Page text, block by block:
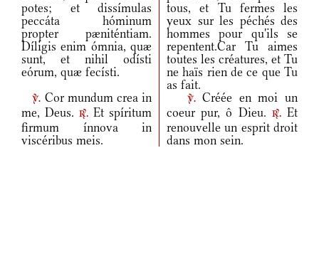
potes; et dissímulas
peccáta hóminum
propter pæniténtiam.
Díligis enim ómnia, quæ
sunt, et nihil odísti
eórum, quæ fecísti.
tous, et Tu fermes les
yeux sur les péchés des
hommes pour qu'ils se
repentent.Car Tu aimes
toutes les créatures, et Tu
ne haïs rien de ce que Tu
as fait.
v. Cor mundum crea in
me, Deus. r. Et spíritum
firmum ínnova in
viscéribus meis.
v.Créée en moi un
coeur pur, ô Dieu. r.Et
renouvelle un esprit droit
dans mon sein.